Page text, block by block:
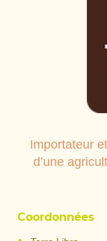
Importateur
d’une
Coordonnées